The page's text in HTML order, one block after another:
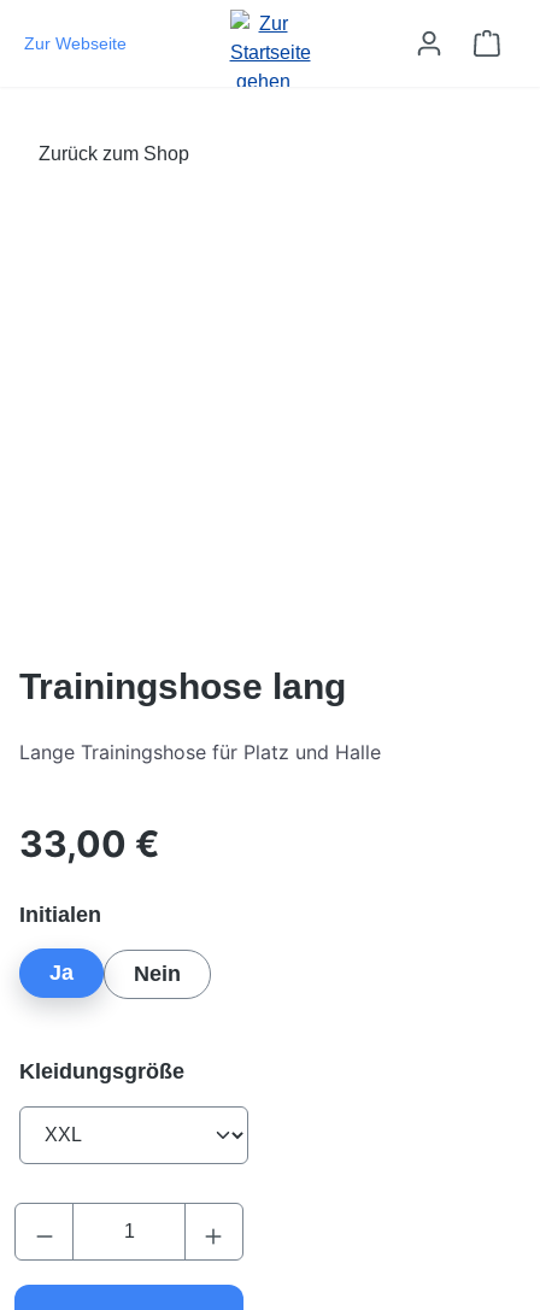
Zum Hauptinhalt springen
Zur Webseite
Zurück zum Shop
Trainingshose lang
Lange Trainingshose für Platz und Halle
Regulärer Preis:
33,00 €
Initialen
Ja Nein
Kleidungsgrößeauswählen
Produkt Anzahl: Gib den gewünschten